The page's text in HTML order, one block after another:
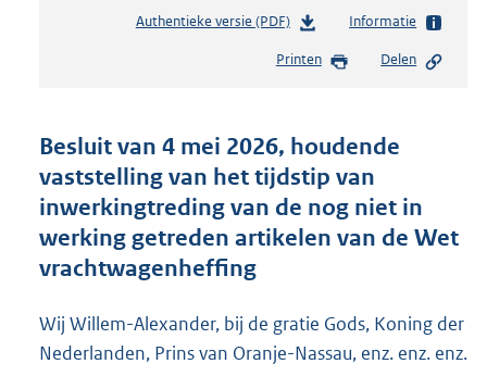
Authentieke versie (PDF)b
s
n
d
s
g
o
t
Informatie
Printen Delen
Besluit van 4 mei 2026, houdende
vaststelling van het tijdstip van
inwerkingtreding van de nog niet in
werking getreden artikelen van de Wet
vrachtwagenheffing
Wij Willem-Alexander, bij de gratie Gods, Koning der
Nederlanden, Prins van Oranje-Nassau, enz. enz. enz.